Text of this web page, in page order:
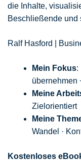
die Inhalte,
Beschließende und
Ralf Hasford |
Mein Fokus:
übernehmen
Meine
Zielorientiert
Meine
Wandel ·
Kostenloses